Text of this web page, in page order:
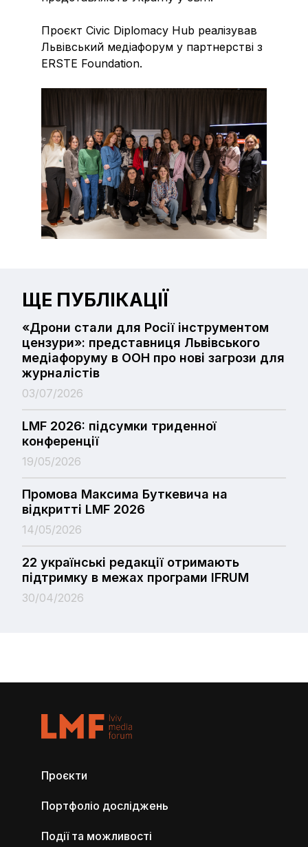
Проєкт Civic Diplomacy Hub реалізував
Львівський медіафорум у партнерстві з
ERSTE Foundation.
ЩЕ ПУБЛІКАЦІЇ
«Дрони стали для Росії інструментом
цензури»: представниця Львівського
медіафоруму в ООН про нові загрози для
журналістів
03/07/2026
LMF 2026: підсумки триденної
конференції
19/05/2026
Промова Максима Буткевича на
відкритті LMF 2026
14/05/2026
22 українські редакції отримають
підтримку в межах програми IFRUM
30/04/2026
Проєкти
Портфоліо досліджень
Події та можливості